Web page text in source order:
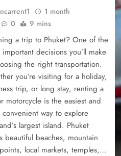
1 month
0 9 mins
a trip to Phuket? One of the
important decisions you’ll make
the right transportation.
you’re visiting for a holiday,
trip, or long stay, renting a
motorcycle is the easiest and
convenient way to explore
largest island. Phuket
beautiful beaches, mountain
local markets, temples,…